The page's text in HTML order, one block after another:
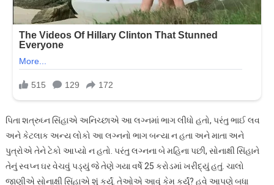
પિતા શત્રુઘ્ન સિંહાએ અનિચ્છાએ આ લગ્નમાં ભાગ લીધો હતો, પરંતુ ભાઈ લવ
અને કેટલાક અન્ય લોકો આ લગ્નનો ભાગ બન્યા ન હતા અને માતા અને
પુત્રોએ તેને ટેકો આપ્યો ન હતો. પરંતુ લગ્નના બે મહિના પછી, સોનાક્ષી સિંહાને
તેનું સ્વપ્ન ઘર વેચવું પડ્યું જે તેણે ગયા વર્ષે 25 કરોડમાં ખરીદ્યું હતું. ચાલો
જાણીએ સોનાક્ષી સિંહાએ શું કર્યું. તેઓએ આવું કેમ કર્યું? હવે આપણે બધા